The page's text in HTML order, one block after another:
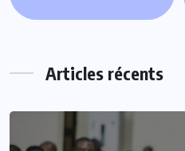
Articles récents